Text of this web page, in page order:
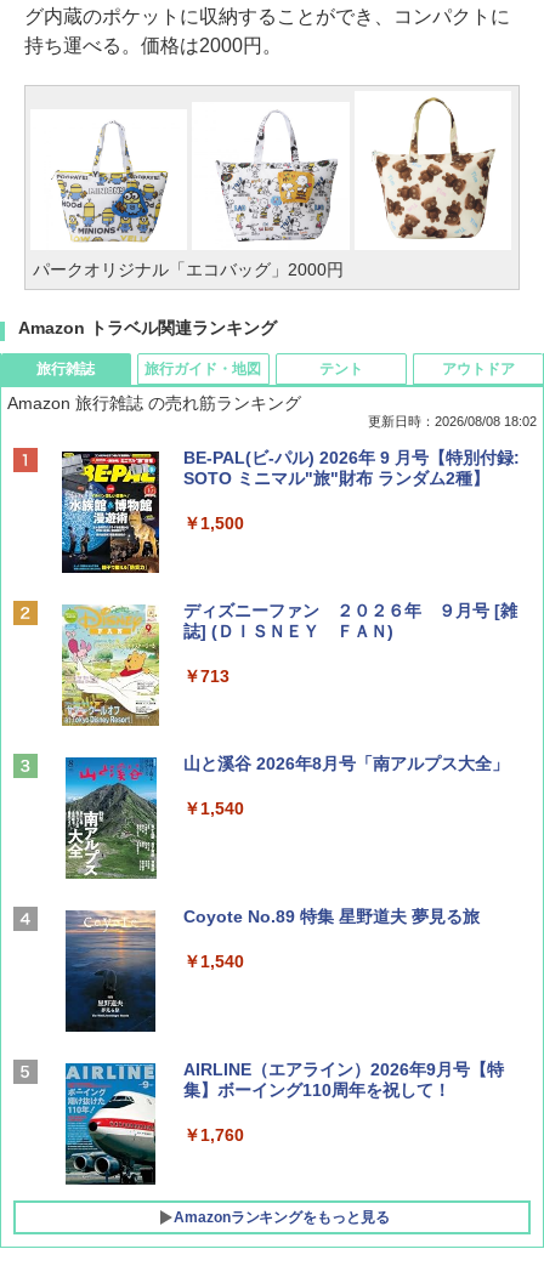
グ内蔵のポケットに収納することができ、コンパクトに
持ち運べる。価格は2000円。
パークオリジナル「エコバッグ」2000円
Amazon トラベル関連ランキング
旅行雑誌
Amazon 旅行雑誌 の売れ筋ランキング
更新日時：2026/08/08 18:02
BE-PAL(ビ-パル) 2026年 9 月号【特別付録:
SOTO ミニマル"旅"財布 ランダム2種】
￥1,500
ディズニーファン ２０２６年 ９月号 [雑
誌] (ＤＩＳＮＥＹ ＦＡＮ)
￥713
山と溪谷 2026年8月号「南アルプス大全」
￥1,540
Coyote No.89 特集 星野道夫 夢見る旅
￥1,540
AIRLINE（エアライン）2026年9月号【特
集】ボーイング110周年を祝して！
￥1,760
Amazonランキングをもっと見る
旅行ガイド・地図 テント アウトドア